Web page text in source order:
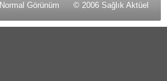
Normal Görünüm © 2006 Sağlık Aktüel